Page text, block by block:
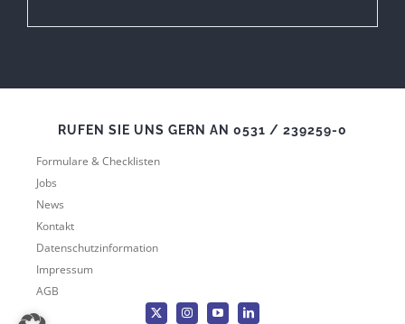
RUFEN SIE UNS GERN AN 0531 / 239259-0
Formulare & Checklisten
Jobs
News
Kontakt
Datenschutzinformation
Impressum
AGB